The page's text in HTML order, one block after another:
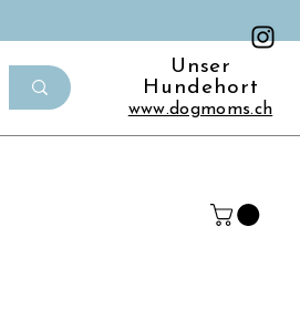
Unser
Hundehort
www.dogmoms.ch